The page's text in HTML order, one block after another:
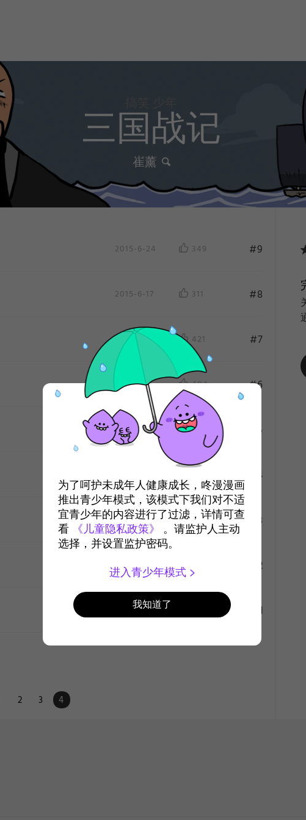
三国战记
崔薰
作
2015-6-24 349 #9
2015-6-17
like
311 #8
2015-6-10 421 #7
2015-6-3 404 #6
2015-5-27 487 #5
#4
2015-5-13 597 #3
2015-5-6 #2
2015-4-29 #1
2 3 4
为了呵护未成年人健康成长，咚漫漫画
推出青少年模式，该模式下我们对不适
宜青少年的内容进行了过滤，详情可查
看
《儿童隐私政策》
。请监护人主动
选择，并设置监护密码。
进入青少年模式
我知道了